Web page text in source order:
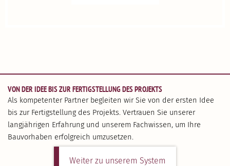
VON DER IDEE BIS ZUR FERTIG­STELLUNG DES PROJEKTS
Als kompe­tenter Partner begleiten wir Sie von der ersten Idee
bis zur Fertig­stellung des Projekts. Vertrauen Sie unserer
langjäh­rigen Erfahrung und unserem Fachwissen, um Ihre
Bauvor­haben erfolg­reich umzusetzen.
Weiter zu unserem System